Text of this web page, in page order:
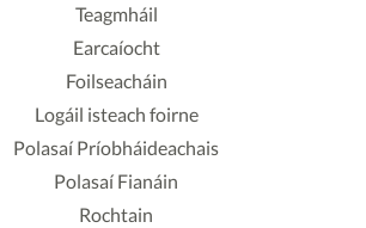
Teagmháil
Earcaíocht
Foilseacháin
Logáil isteach foirne
Polasaí Príobháideachais
Polasaí Fianáin
Rochtain